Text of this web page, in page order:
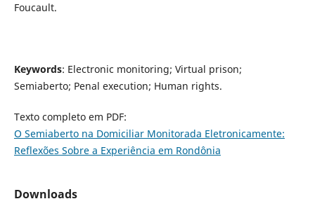
Foucault.
Keywords: Electronic monitoring; Virtual prison;
Semiaberto; Penal execution; Human rights.
Texto completo em PDF:
O Semiaberto na Domiciliar Monitorada Eletronicamente:
Reflexões Sobre a Experiência em Rondônia
Downloads